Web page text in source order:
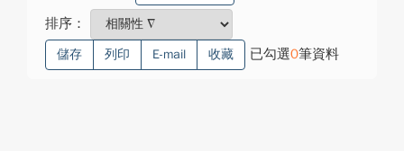
排序：
儲存 列印 E-mail 收藏 已勾選0筆資料